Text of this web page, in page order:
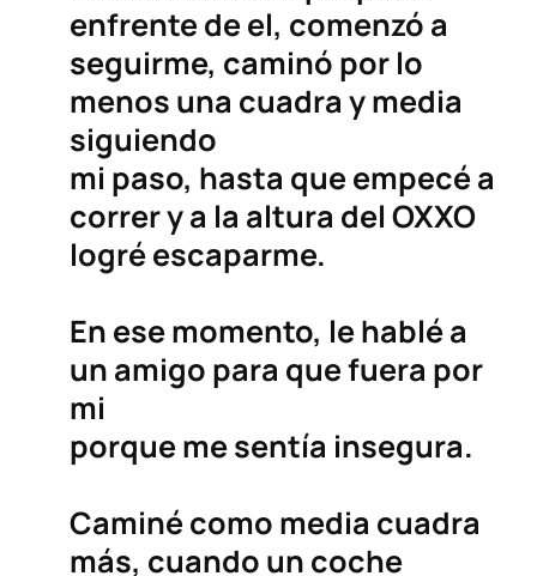
enfrente de el, comenzó a
seguirme, caminó por lo
menos una cuadra y media
siguiendo
mi paso, hasta que empecé a
correr y a la altura del OXXO
logré escaparme.
En ese momento, le hablé a
un amigo para que fuera por
mi
porque me sentía insegura.
Caminé como media cuadra
más, cuando un coche